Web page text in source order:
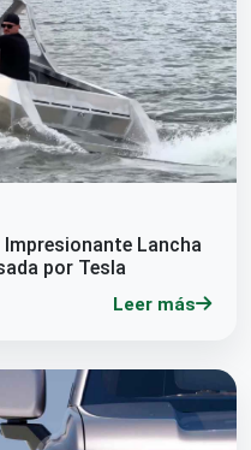
Lancha
por Tesla
Leer más